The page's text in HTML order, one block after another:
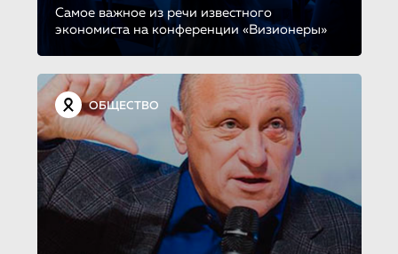
Самое важное из речи известного
экономиста на конференции «Визионеры»
ОБЩЕСТВО